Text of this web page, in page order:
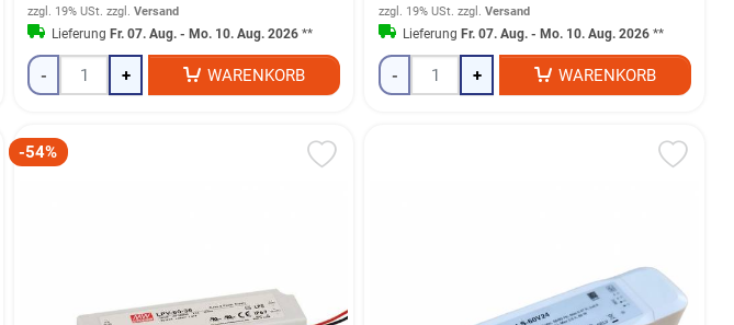
zzgl. 19% USt. zzgl.Versand
LieferungFr. 07. Aug. - Mo. 10. Aug. 2026 **
- + WARENKORB
zzgl. 19% USt. zzgl. Versand
Lieferung Fr. 07. Aug. - Mo. 10. Aug. 2026**
- + WARENKORB
-54%